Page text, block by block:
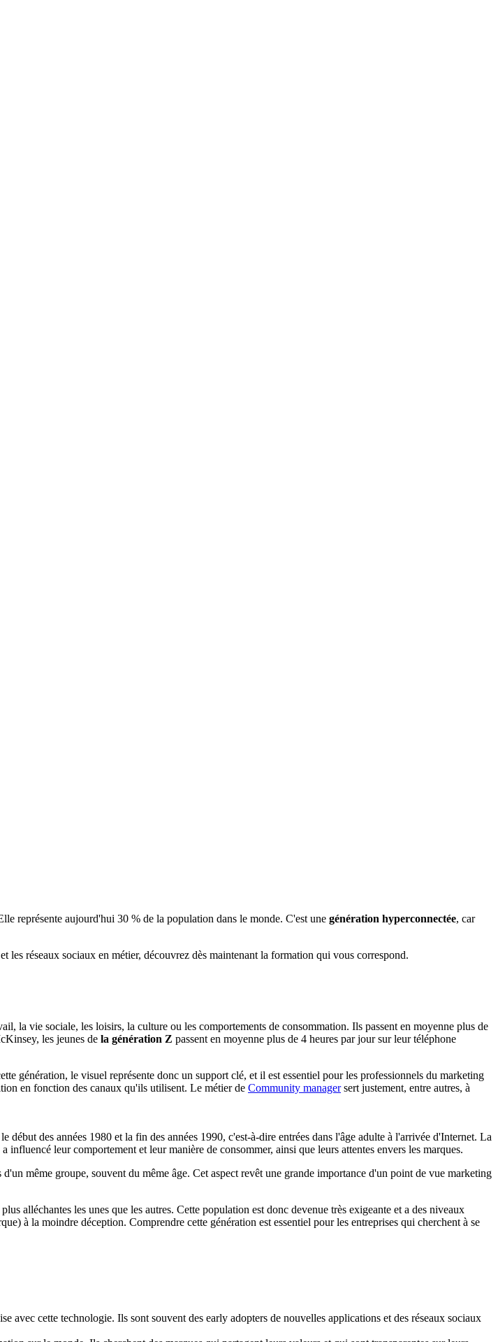
représente aujourd'hui 30 % de la population dans le monde. C'est une génération hyperconnectée, car
réseaux sociaux en métier, découvrez dès maintenant la formation qui vous correspond.
la vie sociale, les loisirs, la culture ou les comportements de consommation. Ils passent en moyenne plus de
les jeunes de la génération Z passent en moyenne plus de 4 heures par jour sur leur téléphone
génération, le visuel représente donc un support clé, et il est essentiel pour les professionnels du marketing
en fonction des canaux qu'ils utilisent. Le métier de Community managersert justement, entre autres, à
début des années 1980 et la fin des années 1990, c'est-à-dire entrées dans l'âge adulte à l'arrivée d'Internet. La
influencé leur comportement et leur manière de consommer, ainsi que leurs attentes envers les marques.
même groupe, souvent du même âge. Cet aspect revêt une grande importance d'un point de vue marketing
alléchantes les unes que les autres. Cette population est donc devenue très exigeante et a des niveaux
à la moindre déception. Comprendre cette génération est essentiel pour les entreprises qui cherchent à se
avec cette technologie. Ils sont souvent des early adopters de nouvelles applications et des réseaux sociaux